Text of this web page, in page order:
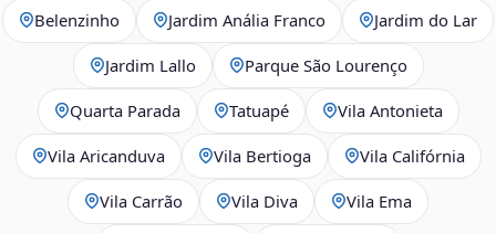
Belenzinho Jardim Anália Franco Jardim do Lar
Jardim Lallo Parque São Lourenço
Quarta Parada Tatuapé Vila Antonieta
Vila Aricanduva Vila Bertioga Vila Califórnia
Vila Carrão Vila Diva Vila Ema